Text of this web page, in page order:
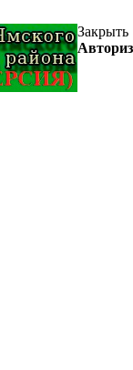
Закрыть